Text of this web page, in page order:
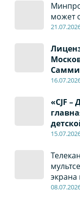
может
«CJF –
08.07